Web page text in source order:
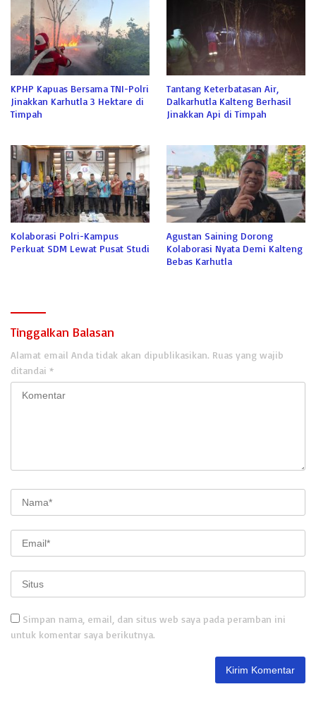
KPHP Kapuas Bersama TNI-Polri
Jinakkan Karhutla 3 Hektare di
Timpah
Tantang Keterbatasan Air,
Dalkarhutla Kalteng Berhasil
Jinakkan Api di Timpah
Kolaborasi Polri-Kampus
Perkuat SDM Lewat Pusat Studi
Agustan Saining Dorong
Kolaborasi Nyata Demi Kalteng
Bebas Karhutla
Tinggalkan Balasan
Alamat email Anda tidak akan dipublikasikan. Ruas yang wajib
ditandai *
Simpan nama, email, dan situs web saya pada peramban ini
untuk komentar saya berikutnya.